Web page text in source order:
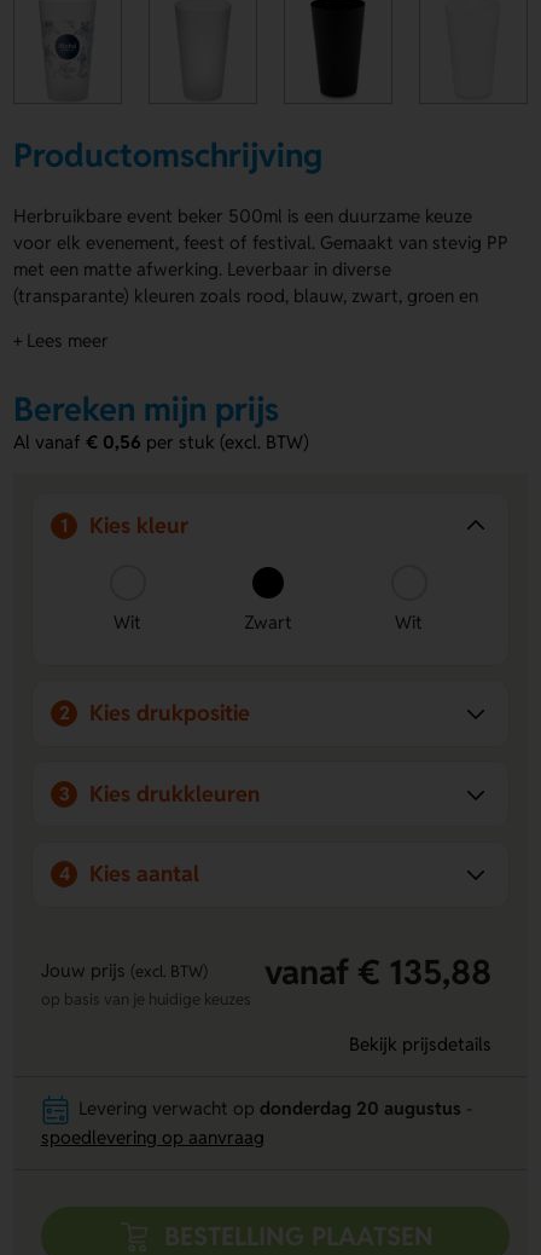
Productomschrijving
Herbruikbare event beker 500ml is een duurzame keuze
voor elk evenement, feest of festival. Gemaakt van stevig PP
met een matte afwerking. Leverbaar in diverse
(transparante) kleuren zoals rood, blauw, zwart, groen en
bedrukt op één of twee posities, of volledig rondom in full
sponsors en zorg dat jouw merk opvalt. Bestel snel en maak
een duurzame indruk bij je bezoekers.
beker 500ml
Duurzaam gebruik:
wegwerpplastic en draagt bij aan een beter milieu.
Laat de beker bedrukken op
één, twee posities of rondom in full colour.
+ Lees meer
Bereken mijn prijs
Al vanaf€ 0,56 per stuk (excl. BTW)
1 Kies kleur
Wit Zwart Wit
2 Kies drukpositie
3 Kies drukkleuren
4 Kies aantal
Jouw prijs (excl. BTW) vanaf € 135,88
op basis van je huidige keuzes
Bekijk prijsdetails
Levering verwacht op donderdag 20 augustus
spoedlevering op aanvraag
BESTELLING PLAATSEN